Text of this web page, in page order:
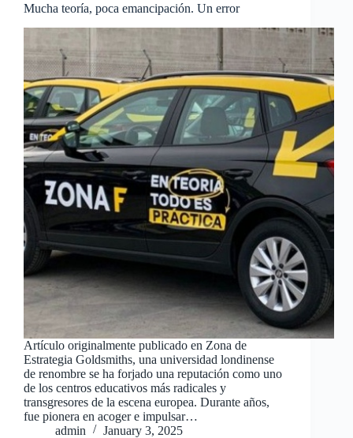
Mucha teoría, poca emancipación. Un error
Artículo originalmente publicado en Zona de
Estrategia Goldsmiths, una universidad londinense
de renombre se ha forjado una reputación como uno
de los centros educativos más radicales y
transgresores de la escena europea. Durante años,
fue pionera en acoger e impulsar…
admin
January 3, 2025